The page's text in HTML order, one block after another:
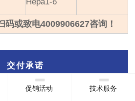
或致电4009906627咨询！
交付承诺
促销活动 技术服务